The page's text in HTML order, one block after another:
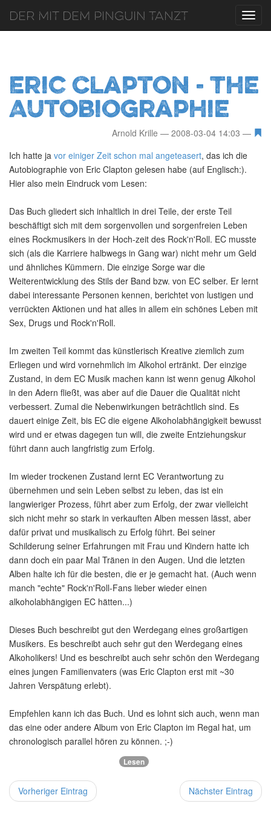
Der mit dem Pinguin tanzt
Eric Clapton - The
Autobiographie
Arnold Krille
2008-03-04 14:03
Ich hatte ja vor einiger Zeit schon mal angeteasert, das ich die
Autobiographie von Eric Clapton gelesen habe (auf Englisch:).
Hier also mein Eindruck vom Lesen:
Das Buch gliedert sich inhaltlich in drei Teile, der erste Teil
beschäftigt sich mit dem sorgenvollen und sorgenfreien Leben
eines Rockmusikers in der Hoch-zeit des Rock'n'Roll. EC musste
sich (als die Karriere halbwegs in Gang war) nicht mehr um Geld
und ähnliches Kümmern. Die einzige Sorge war die
Weiterentwicklung des Stils der Band bzw. von EC selber. Er lernt
dabei interessante Personen kennen, berichtet von lustigen und
verrückten Aktionen und hat alles in allem ein schönes Leben mit
Sex, Drugs und Rock'n'Roll.
Im zweiten Teil kommt das künstlerisch Kreative ziemlich zum
Erliegen und wird vornehmlich im Alkohol ertränkt. Der einzige
Zustand, in dem EC Musik machen kann ist wenn genug Alkohol
in den Adern fließt, was aber auf die Dauer die Qualität nicht
verbessert. Zumal die Nebenwirkungen beträchtlich sind. Es
dauert einige Zeit, bis EC die eigene Alkoholabhängigkeit bewusst
wird und er etwas dagegen tun will, die zweite Entziehungskur
führt dann auch langfristig zum Erfolg.
Im wieder trockenen Zustand lernt EC Verantwortung zu
übernehmen und sein Leben selbst zu leben, das ist ein
langwieriger Prozess, führt aber zum Erfolg, der zwar vielleicht
sich nicht mehr so stark in verkauften Alben messen lässt, aber
dafür privat und musikalisch zu Erfolg führt. Bei seiner
Schilderung seiner Erfahrungen mit Frau und Kindern hatte ich
dann doch ein paar Mal Tränen in den Augen. Und die letzten
Alben halte ich für die besten, die er je gemacht hat. (Auch wenn
manch "echte" Rock'n'Roll-Fans lieber wieder einen
alkoholabhängigen EC hätten...)
Dieses Buch beschreibt gut den Werdegang eines großartigen
Musikers. Es beschreibt auch sehr gut den Werdegang eines
Alkoholikers! Und es beschreibt auch sehr schön den Werdegang
eines jungen Familienvaters (was Eric Clapton erst mit ~30
Jahren Verspätung erlebt).
Empfehlen kann ich das Buch. Und es lohnt sich auch, wenn man
das eine oder andere Album von Eric Clapton im Regal hat, um
chronologisch parallel hören zu können. ;-)
Lesen
Vorheriger Eintrag Nächster Eintrag